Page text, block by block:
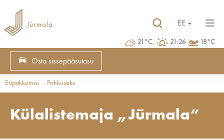
21°C, 21:26 18°C
EE
Osta sissepääsutasu
Eripakkumisi Puhkuseks
Külalistemaja „Jūrmala“